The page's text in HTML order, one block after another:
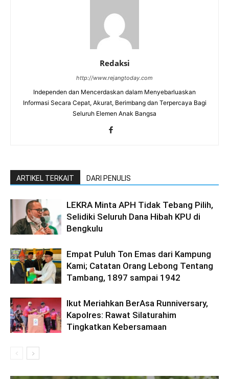
Redaksi
http://www.rejangtoday.com
Independen dan Mencerdaskan dalam Menyebarluaskan
Informasi Secara Cepat, Akurat, Berimbang dan Terpercaya Bagi
Seluruh Elemen Anak Bangsa
ARTIKEL TERKAIT DARI PENULIS
LEKRA Minta APH Tidak Tebang Pilih,
Selidiki Seluruh Dana Hibah KPU di
Bengkulu
Empat Puluh Ton Emas dari Kampung
Kami; Catatan Orang Lebong Tentang
Tambang, 1897 sampai 1942
Ikut Meriahkan BerAsa Runniversary,
Kapolres: Rawat Silaturahim
Tingkatkan Kebersamaan